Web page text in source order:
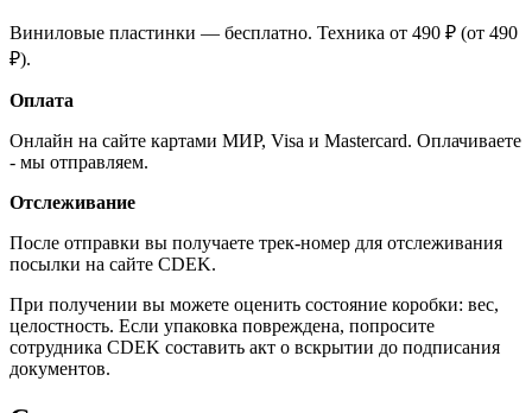
Виниловые пластинки — бесплатно. Техника от 490 ₽ (от 490
₽).
Оплата
Онлайн на сайте картами МИР, Visa и Mastercard. Оплачиваете
- мы отправляем.
Отслеживание
После отправки вы получаете трек-номер для отслеживания
посылки на сайте CDEK.
При получении вы можете оценить состояние коробки: вес,
целостность. Если упаковка повреждена, попросите
сотрудника CDEK составить акт о вскрытии до подписания
документов.